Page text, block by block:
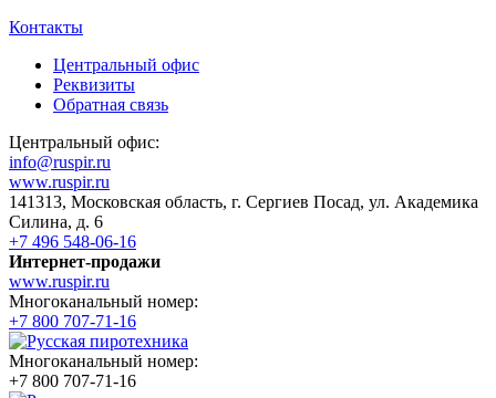
Контакты
Центральный офис
Реквизиты
Обратная связь
Центральный офис:
info@ruspir.ru
www.ruspir.ru
141313, Московская область, г. Сергиев Посад, ул. Академика
Силина, д. 6
+7 496 548-06-16
Интернет-продажи
www.ruspir.ru
Многоканальный номер:
+7 800 707-71-16
Многоканальный номер:
+7 800 707-71-16